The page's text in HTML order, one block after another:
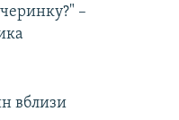
–
вблизи